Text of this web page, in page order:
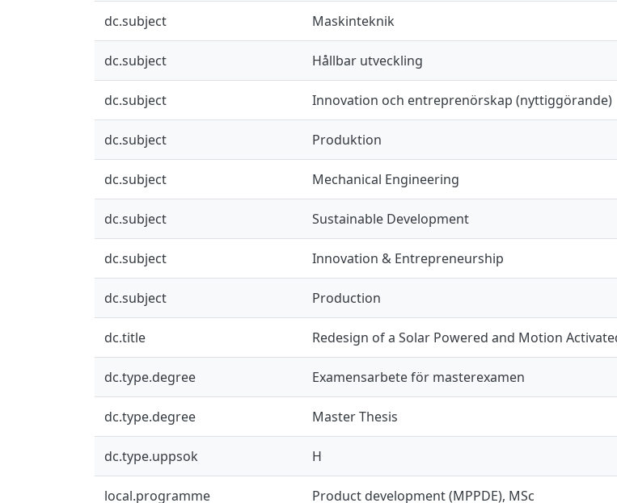
dc.subject Maskinteknik
dc.subject Hållbar utveckling
dc.subject Innovation och entreprenörskap (nyttiggörande)
dc.subject Produktion
dc.subject Mechanical Engineering
dc.subject Sustainable Development
dc.subject Innovation & Entrepreneurship
dc.subject Production
dc.title Redesign of a Solar Powered and Motion
dc.type.degree Examensarbete för masterexamen
dc.type.degree Master Thesis
dc.type.uppsok H
local.programme Product development (MPPDE), MSc